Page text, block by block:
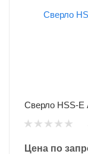
Сверло HSS-E
Цена по